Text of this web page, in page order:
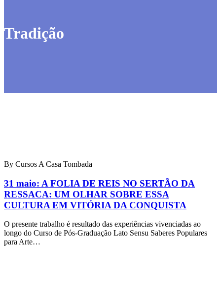
Tradição
By Cursos A Casa Tombada
31 maio: A FOLIA DE REIS NO SERTÃO DA
RESSACA: UM OLHAR SOBRE ESSA
CULTURA EM VITÓRIA DA CONQUISTA
O presente trabalho é resultado das experiências vivenciadas ao
longo do Curso de Pós-Graduação Lato Sensu Saberes Populares
para Arte…